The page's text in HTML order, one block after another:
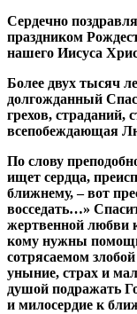
Сердечно
праздником
нашего Иисуса
Более двух тысяч
долгожданный
грехов, страданий,
всепобеждающая
По слову
ищет сердца,
ближнему, – вот
восседать…»
жертвенной любви
кому нужны
сотрясаемом
уныние, страх и
душой подражать
и милосердие к